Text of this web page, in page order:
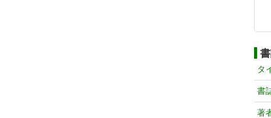
タ
書
著